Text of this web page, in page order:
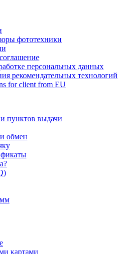
фототехники
персональных данных
рекомендательных технологий
for client from EU
пунктов выдачи
обмен
картами